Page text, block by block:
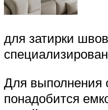
для затирки
Для выполнения
понадобится